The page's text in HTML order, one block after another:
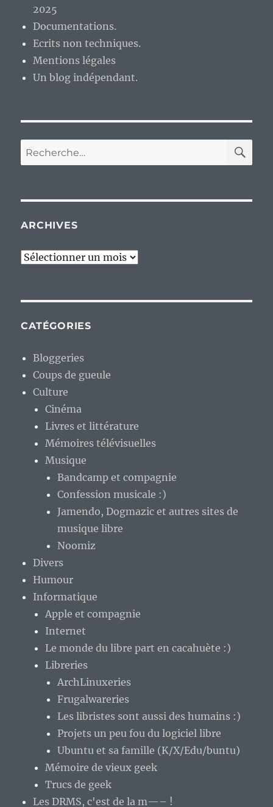
2025
Documentations.
Ecrits non techniques.
Mentions légales
Un blog indépendant.
Recherche
pour :
ARCHIVES
Archives
CATÉGORIES
Bloggeries
Coups de gueule
Culture
Cinéma
Livres et littérature
Mémoires télévisuelles
Musique
Bandcamp et compagnie
Confession musicale :)
Jamendo, Dogmazic et autres sites de
musique libre
Noomiz
Divers
Humour
Informatique
Apple et compagnie
Internet
Le monde du libre part en cacahuète :)
Libreries
ArchLinuxeries
Frugalwareries
Les libristes sont aussi des humains :)
Projets un peu fou du logiciel libre
Ubuntu et sa famille (K/X/Edu/buntu)
Mémoire de vieux geek
Trucs de geek
Les DRMS, c'est de la m—– !